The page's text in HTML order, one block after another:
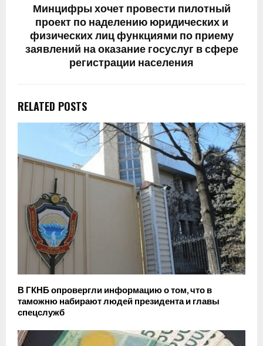
Минцифры хочет провести пилотный
проект по наделению юридических и
физических лиц функциями по приему
заявлений на оказание госуслуг в сфере
регистрации населения
RELATED POSTS
В ГКНБ опровергли информацию о том, что в
таможню набирают людей президента и главы
спецслужб